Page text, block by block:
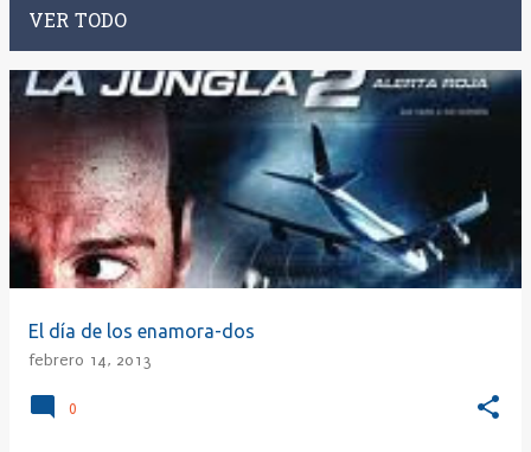
VER TODO
a
d
El día de los enamora-dos
febrero 14, 2013
0